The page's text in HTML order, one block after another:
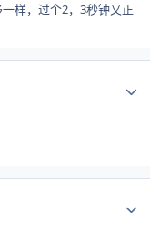
样，过个2，3秒钟又正